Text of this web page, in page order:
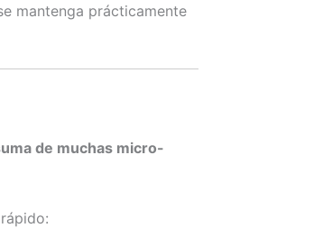
mantenga prácticamente
de muchas micro-